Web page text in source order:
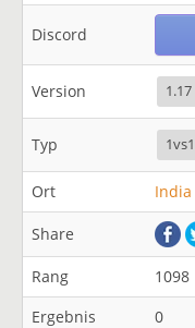
Discord
Version 1.17
Typ 1vs1
Ort India
Share
Rang
1098
Ergebnis
0